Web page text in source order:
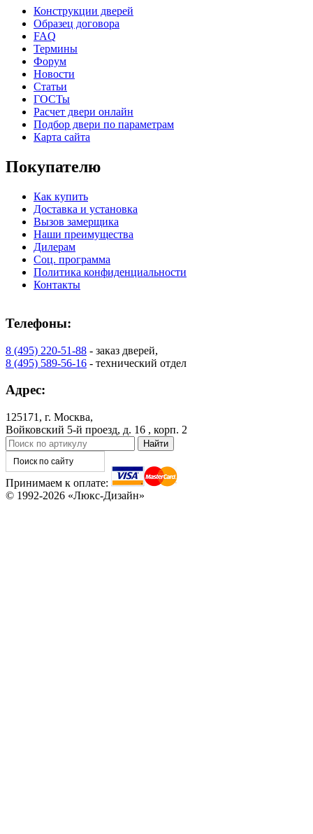
Конструкции дверей
Образец договора
FAQ
Термины
Форум
Новости
Статьи
ГОСТы
Расчет двери онлайн
Подбор двери по параметрам
Карта сайта
Покупателю
Как купить
Доставка и установка
Вызов замерщика
Наши преимущества
Дилерам
Соц. программа
Политика конфиденциальности
Контакты
Телефоны:
8 (495) 220-51-88 - заказ дверей,
8 (495) 589-56-16 - технический отдел
Адрес:
125171, г. Москва,
Войковский 5-й проезд, д. 16 , корп. 2
Принимаем к оплате:
© 1992-2026 «Люкс-Дизайн»